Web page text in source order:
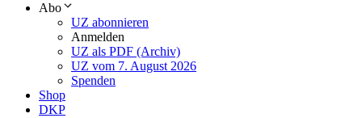
Abo
UZ abonnieren
Anmelden
UZ als PDF (Archiv)
UZ vom 7. August 2026
Spenden
Shop
DKP